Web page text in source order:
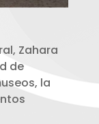
Zahara
de
la